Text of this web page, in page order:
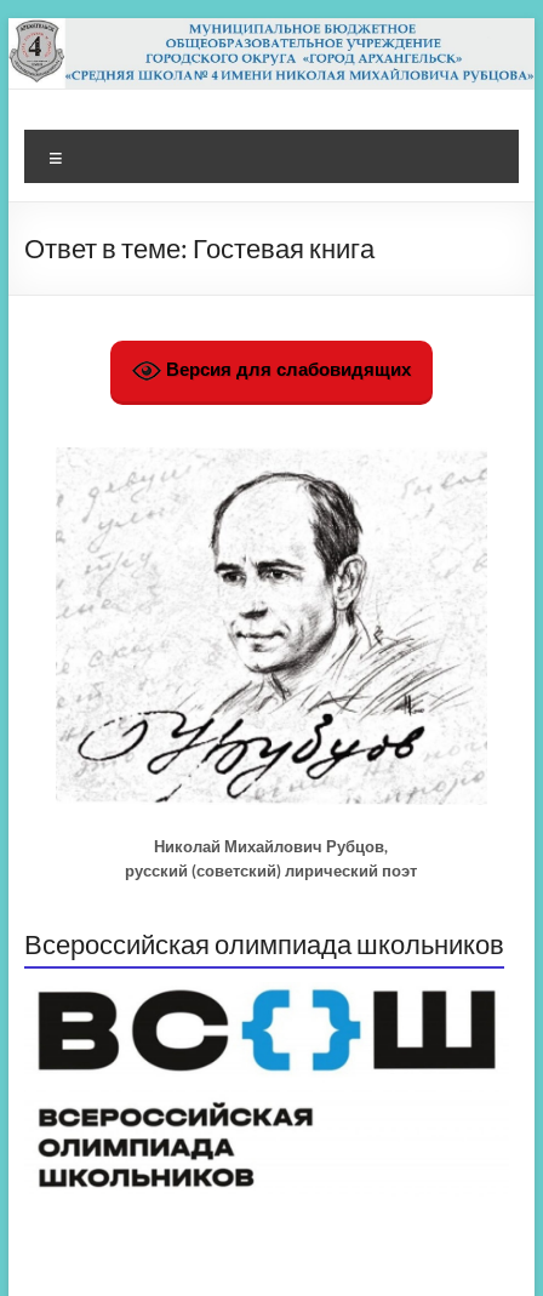
Перейти
к
содержимому
МБОУ СШ 4
Архангельск
Ответ в теме: Гостевая книга
Версия для слабовидящих
Николай Михайлович Рубцов,
русский (советский) лирический поэт
Всероссийская олимпиада школьников